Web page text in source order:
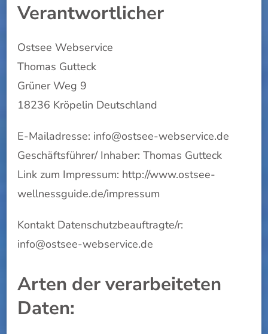
Verantwortlicher
Ostsee Webservice
Thomas Gutteck
Grüner Weg 9
18236 Kröpelin Deutschland
E-Mailadresse: info@ostsee-webservice.de
Geschäftsführer/ Inhaber: Thomas Gutteck
Link zum Impressum: http://www.ostsee-
wellnessguide.de/impressum
Kontakt Datenschutzbeauftragte/r:
info@ostsee-webservice.de
Arten der verarbeiteten
Daten: